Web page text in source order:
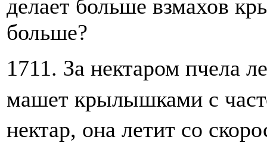
делает больше взмахов
больше?
1711. За нектаром пчела
машет крылышками с
нектар, она летит со